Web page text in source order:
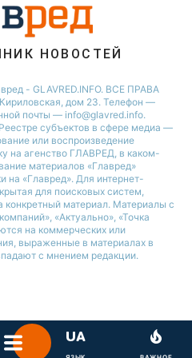
НОВОСТЕЙ
- GLAVRED.INFO. ВСЕ ПРАВА
дом 23. Телефон —
почты — info@glavred.info.
cубъектов в сфере медиа —
или воспроизведение
на агенство ГЛАВРЕД, в каком-
материалов «Главред»
на «Главред». Для интернет-
для поисковых систем,
конкретный материал. Материалы с
«Актуально», «Точка
на коммерческих или
выраженные в материалах в
с мнением редакции.